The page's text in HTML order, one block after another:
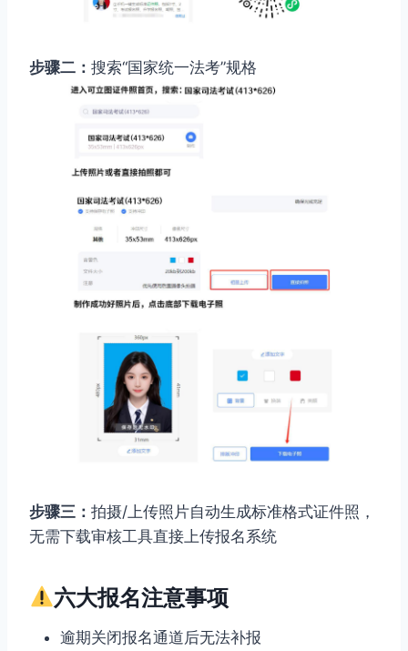
步骤二： 搜索“国家统一法考”规格
步骤三： 拍摄/上传照片自动生成标准格式证件照，
无需下载审核工具直接上传报名系统
六大报名注意事项
逾期关闭报名通道后无法补报